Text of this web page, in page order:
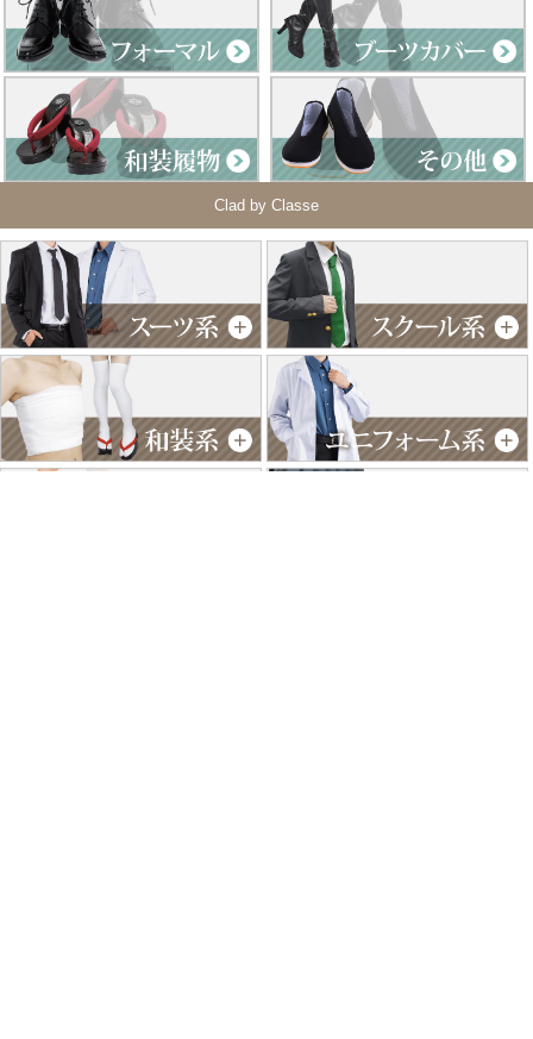
Clad by Classe